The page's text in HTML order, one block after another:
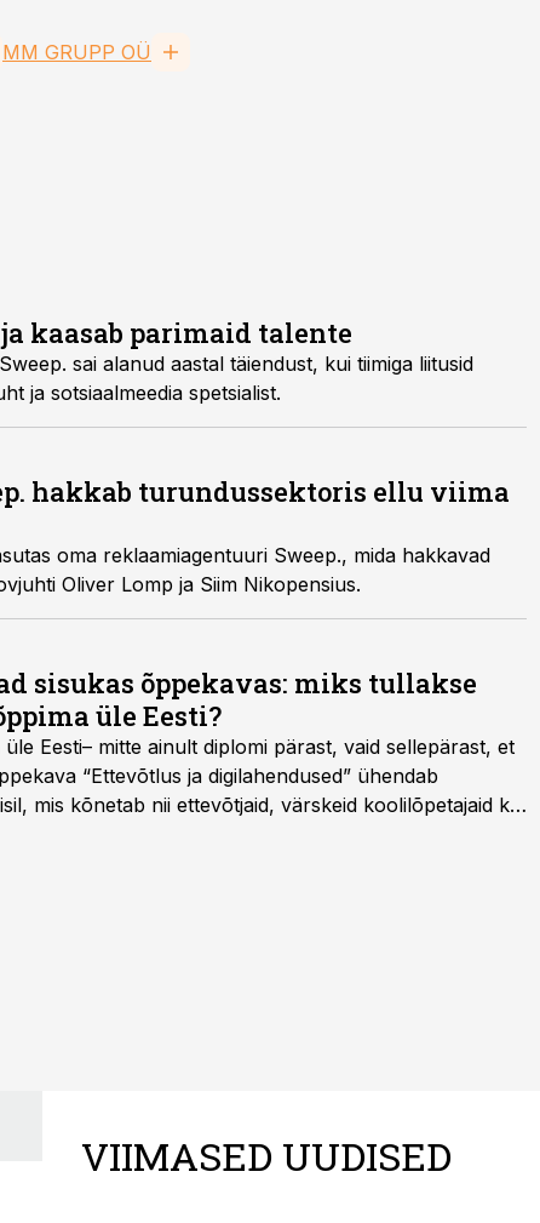
MM GRUPP OÜ
kaasab parimaid talente
sai alanud aastal täiendust, kui tiimiga liitusid
ja sotsiaalmeedia spetsialist.
hakkab turundussektoris ellu viima
oma reklaamiagentuuri Sweep., mida hakkavad
Oliver Lomp ja Siim Nikopensius.
sisukas õppekavas: miks tullakse
üle Eesti?
Eesti– mitte ainult diplomi pärast, vaid sellepärast, et
“Ettevõtlus ja digilahendused” ühendab
mis kõnetab nii ettevõtjaid, värskeid koolilõpetajaid kui
VIIMASED UUDISED